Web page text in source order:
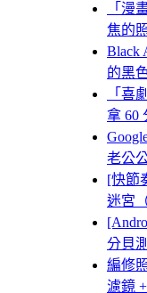
「漫
焦的
Black
的黑
「喜
拿 60
老公
[快節
迷宮
分貝
編修
濾鏡